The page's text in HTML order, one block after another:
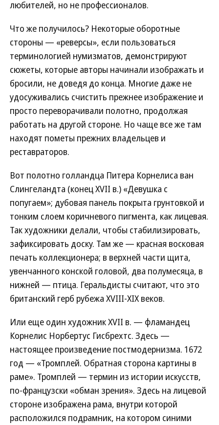
любителей, но не профессионалов.
Что же получилось? Некоторые оборотные
стороны — «реверсы», если пользоваться
терминологией нумизматов, демонстрируют
сюжеты, которые авторы начинали изображать и
бросили, не доведя до конца. Многие даже не
удосуживались счистить прежнее изображение и
просто переворачивали полотно, продолжая
работать на другой стороне. Но чаще все же там
находят пометы прежних владельцев и
реставраторов.
Вот полотно голландца Питера Корнелиса ван
Слингеландта (конец XVII в.) «Девушка с
попугаем»; дубовая панель покрыта грунтовкой и
тонким слоем коричневого пигмента, как лицевая.
Так художники делали, чтобы стабилизировать,
зафиксировать доску. Там же — красная восковая
печать коллекционера; в верхней части щита,
увенчанного конской головой, два полумесяца, в
нижней — птица. Геральдисты считают, что это
британский герб рубежа XVIII-XIX веков.
Или еще один художник XVII в. — фламандец
Корнелис Норбертус Гисбрехтс. Здесь —
настоящее произведение постмодернизма. 1672
год — «Тромплей. Обратная сторона картины в
раме». Тромплей — термин из истории искусств,
по-французски «обман зрения». Здесь на лицевой
стороне изображена рама, внутри которой
расположился подрамник, на котором синими